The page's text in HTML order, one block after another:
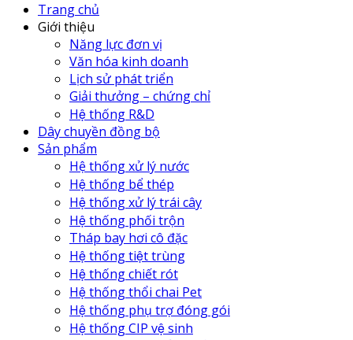
Trang chủ
Giới thiệu
Năng lực đơn vị
Văn hóa kinh doanh
Lịch sử phát triển
Giải thưởng – chứng chỉ
Hệ thống R&D
Dây chuyền đồng bộ
Sản phẩm
Hệ thống xử lý nước
Hệ thống bể thép
Hệ thống xử lý trái cây
Hệ thống phối trộn
Tháp bay hơi cô đặc
Hệ thống tiệt trùng
Hệ thống chiết rót
Hệ thống thổi chai Pet
Hệ thống phụ trợ đóng gói
Hệ thống CIP vệ sinh